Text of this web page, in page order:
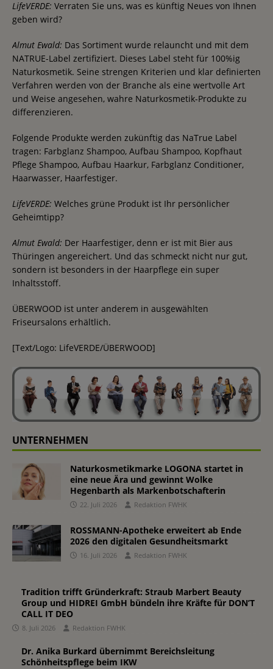
LifeVERDE: Verraten Sie uns, was es künftig Neues von Ihnen
geben wird?
Almut Ewald: Das Sortiment wurde relauncht und mit dem
NATRUE-Label zertifiziert. Dieses Label steht für 100%ig
Naturkosmetik. Seine strengen Kriterien und klar definierten
Verfahren werden von der Branche als eine wertvolle Art
und Weise angesehen, wahre Naturkosmetik-Produkte zu
differenzieren.
Folgende Produkte werden zukünftig das NaTrue Label
tragen: Farbglanz Shampoo, Aufbau Shampoo, Kopfhaut
Pflege Shampoo, Aufbau Haarkur, Farbglanz Conditioner,
Haarwasser, Haarfestiger.
LifeVERDE: Welches grüne Produkt ist Ihr persönlicher
Geheimtipp?
Almut Ewald: Der Haarfestiger, denn er ist mit Bier aus
Thüringen angereichert. Und das schmeckt nicht nur gut,
sondern ist besonders in der Haarpflege ein super
Inhaltsstoff.
ÜBERWOOD ist unter anderem in ausgewählten
Friseursalons erhältlich.
[Text/Logo: LifeVERDE/ÜBERWOOD]
UNTERNEHMEN
Naturkosmetikmarke LOGONA startet in
eine neue Ära und gewinnt Wolke
Hegenbarth als Markenbotschafterin
22. Juli 2026 Redaktion FWHK
ROSSMANN-Apotheke erweitert ab Ende
2026 den digitalen Gesundheitsmarkt
16. Juli 2026 Redaktion FWHK
Tradition trifft Gründerkraft: Straub Marbert Beauty
Group und HIDREI GmbH bündeln ihre Kräfte für DON’T
CALL IT DEO
8. Juli 2026 Redaktion FWHK
Dr. Anika Burkard übernimmt Bereichsleitung
Schönheitspflege beim IKW